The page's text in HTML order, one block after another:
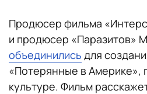
Продюсер фильма
и продюсер «Паразитов»
объединились для
«Потерянные в Америке»,
культуре. Фильм